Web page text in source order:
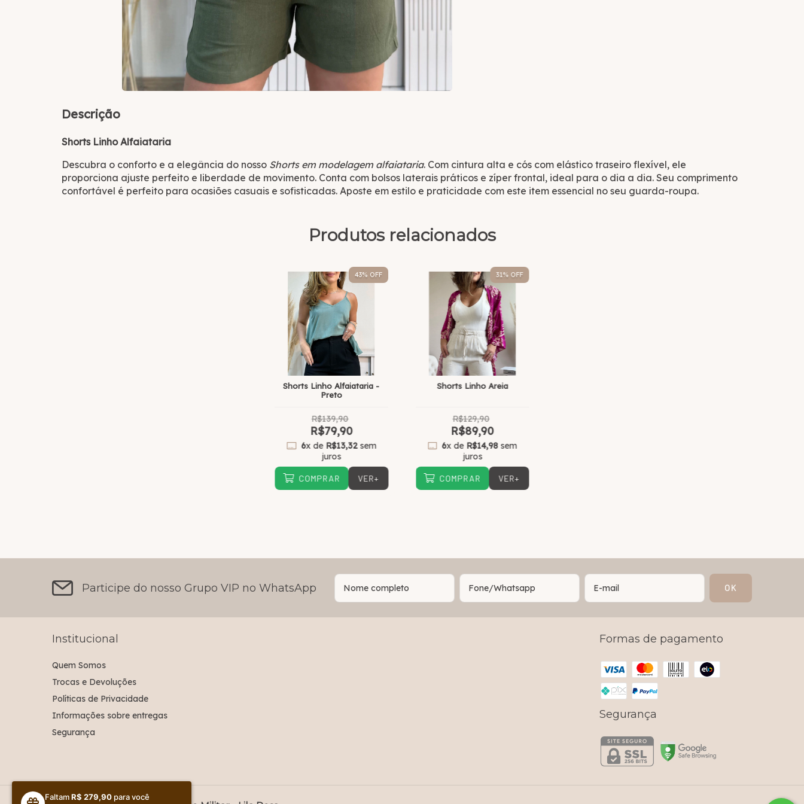
Descrição
Shorts Linho Alfaiataria
Descubra o conforto e a elegância do nosso Shorts em modelagem alfaiataria. Com cintura alta e cós com elástico traseiro flexível, ele
proporciona ajuste perfeito e liberdade de movimento. Conta com bolsos laterais práticos e zíper frontal, ideal para o dia a dia. Seu comprimento
confortável é perfeito para ocasiões casuais e sofisticadas. Aposte em estilo e praticidade com este item essencial no seu guarda-roupa.
Produtos relacionados
43% OFF
Shorts Linho Alfaiataria -
Preto
R$139,90
R$79,90
6x de R$13,32sem
juros
COMPRAR VER+
31% OFF
Shorts Linho Areia
R$129,90
R$89,90
6x de R$14,98sem
juros
COMPRAR VER+
Participe do nosso Grupo VIP no WhatsApp
Institucional
Quem Somos
Trocas e Devoluções
Políticas de Privacidade
Informações sobre entregas
Segurança
Formas de pagamento
Segurança
FaltamR$ 279,90 para você